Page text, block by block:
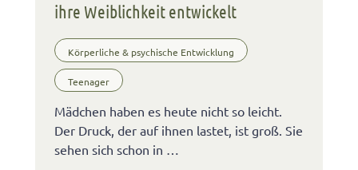
ihre Weiblichkeit entwickelt
Körperliche & psychische Entwicklung
Teenager
Mädchen haben es heute nicht so leicht.
Der Druck, der auf ihnen lastet, ist groß. Sie
sehen sich schon in …